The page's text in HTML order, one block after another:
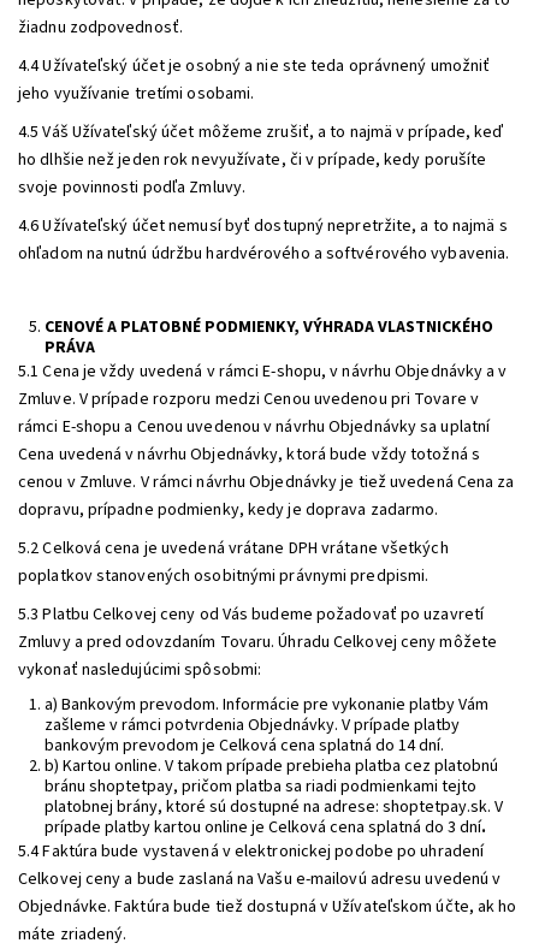
žiadnu zodpovednosť.
4.4 Užívateľský účet je osobný a nie ste teda oprávnený umožniť
jeho využívanie tretími osobami.
4.5 Váš Užívateľský účet môžeme zrušiť, a to najmä v prípade, keď
ho dlhšie než jeden rok nevyužívate, či v prípade, kedy porušíte
svoje povinnosti podľa Zmluvy.
4.6 Užívateľský účet nemusí byť dostupný nepretržite, a to najmä s
ohľadom na nutnú údržbu hardvérového a softvérového vybavenia.
CENOVÉ A PLATOBNÉ PODMIENKY, VÝHRADA VLASTNICKÉHO
PRÁVA
5.1 Cena je vždy uvedená v rámci E-shopu, v návrhu Objednávky a v
Zmluve. V prípade rozporu medzi Cenou uvedenou pri Tovare v
rámci E-shopu a Cenou uvedenou v návrhu Objednávky sa uplatní
Cena uvedená v návrhu Objednávky, ktorá bude vždy totožná s
cenou v Zmluve. V rámci návrhu Objednávky je tiež uvedená Cena za
dopravu, prípadne podmienky, kedy je doprava zadarmo.
5.2 Celková cena je uvedená vrátane DPH vrátane všetkých
poplatkov stanovených osobitnými právnymi predpismi.
5.3 Platbu Celkovej ceny od Vás budeme požadovať po uzavretí
Zmluvy a pred odovzdaním Tovaru. Úhradu Celkovej ceny môžete
vykonať nasledujúcimi spôsobmi:
a) Bankovým prevodom. Informácie pre vykonanie platby Vám
zašleme v rámci potvrdenia Objednávky. V prípade platby
bankovým prevodom je Celková cena splatná do 14 dní.
b) Kartou online. V takom prípade prebieha platba cez platobnú
bránu shoptetpay, pričom platba sa riadi podmienkami tejto
platobnej brány, ktoré sú dostupné na adrese:shoptetpay.sk. V
prípade platby kartou online je Celková cena splatná do 3 dní.
5.4 Faktúra bude vystavená v elektronickej podobe po uhradení
Celkovej ceny a bude zaslaná na Vašu e-mailovú adresu uvedenú v
Objednávke. Faktúra bude tiež dostupná v Užívateľskom účte, ak ho
máte zriadený.